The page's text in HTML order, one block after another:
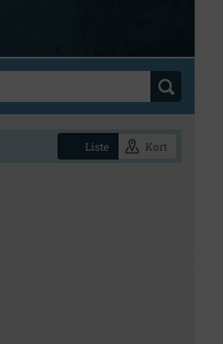
Liste Kort